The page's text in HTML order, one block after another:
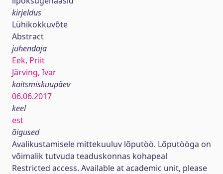
kirjeldus
Lühikokkuvõte
Abstract
juhendaja
Eek, Priit
Järving, Ivar
kaitsmiskuupäev
06.06.2017
keel
est
õigused
Avalikustamisele mittekuuluv lõputöö. Lõputööga on
võimalik tutvuda teaduskonnas kohapeal
Restricted access. Available at academic unit, please